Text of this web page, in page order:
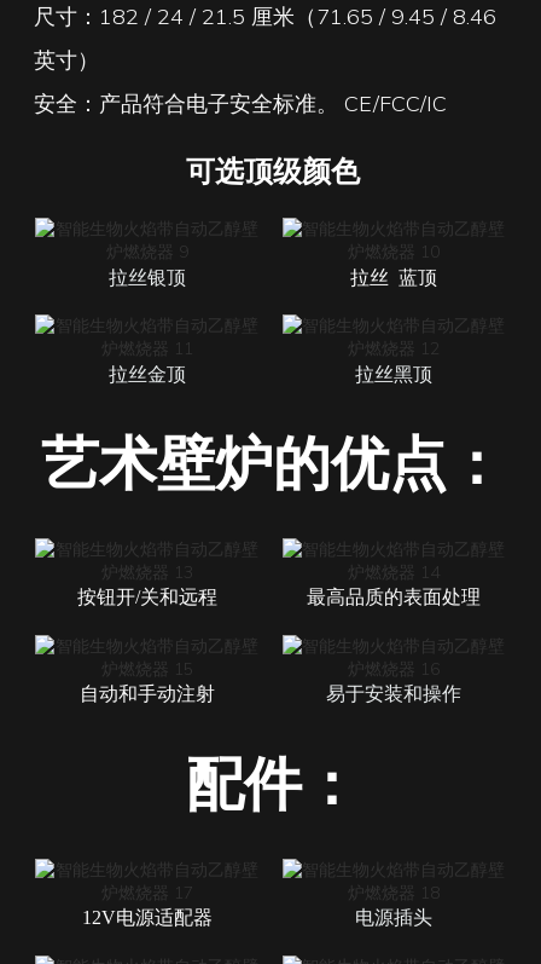
尺寸：182 / 24 / 21.5 厘米（71.65 / 9.45 / 8.46
英寸）
安全：产品符合电子安全标准。 CE/FCC/IC
可选顶级颜色
拉丝银顶 拉丝 蓝顶
拉丝金顶 拉丝黑顶
艺术壁炉的优点：
按钮开/关和远程 最高品质的表面处理
自动和手动注射 易于安装和操作
配件：
12V电源适配器 电源插头